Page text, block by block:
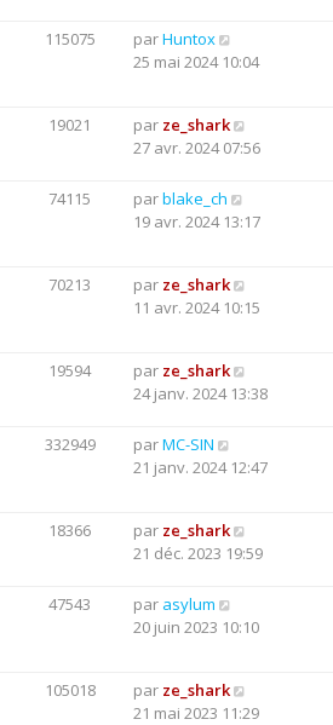
115075 parHuntox
25 mai 2024 10:04
19021 par ze_shark
27 avr. 2024 07:56
74115 parblake_ch
19 avr. 2024 13:17
70213 par ze_shark
11 avr. 2024 10:15
19594 par ze_shark
24 janv. 2024 13:38
332949 parMC-SIN
21 janv. 2024 12:47
18366 par ze_shark
21 déc. 2023 19:59
47543 par asylum
20 juin 2023 10:10
105018 par ze_shark
21 mai 2023 11:29